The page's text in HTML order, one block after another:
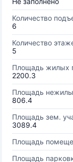
Количество
6
Количество
5
Площадь жилых
2200.3
Площадь
806.4
Площадь зем.
3089.4
Площадь
Площадь